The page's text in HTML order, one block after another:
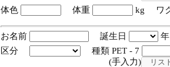
体色
体重 kg ワ
お名前 誕生日
区分
種類 PET - 7
(手入力)